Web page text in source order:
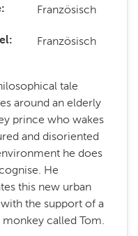
Französisch
Französisch
tale
around an elderly
prince who wakes
and disoriented
he does
He
this new urban
the support of a
called Tom.